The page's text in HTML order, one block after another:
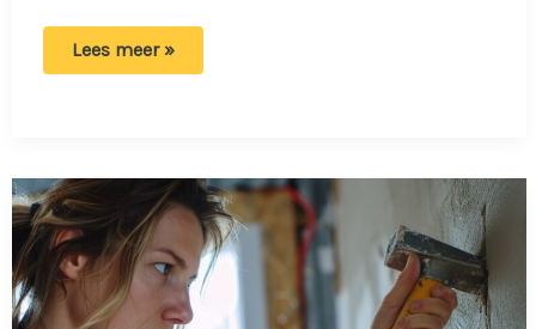
Moeder
klussen
in
ons
huisje
als
ik
hem
betaal’
Lees meer »